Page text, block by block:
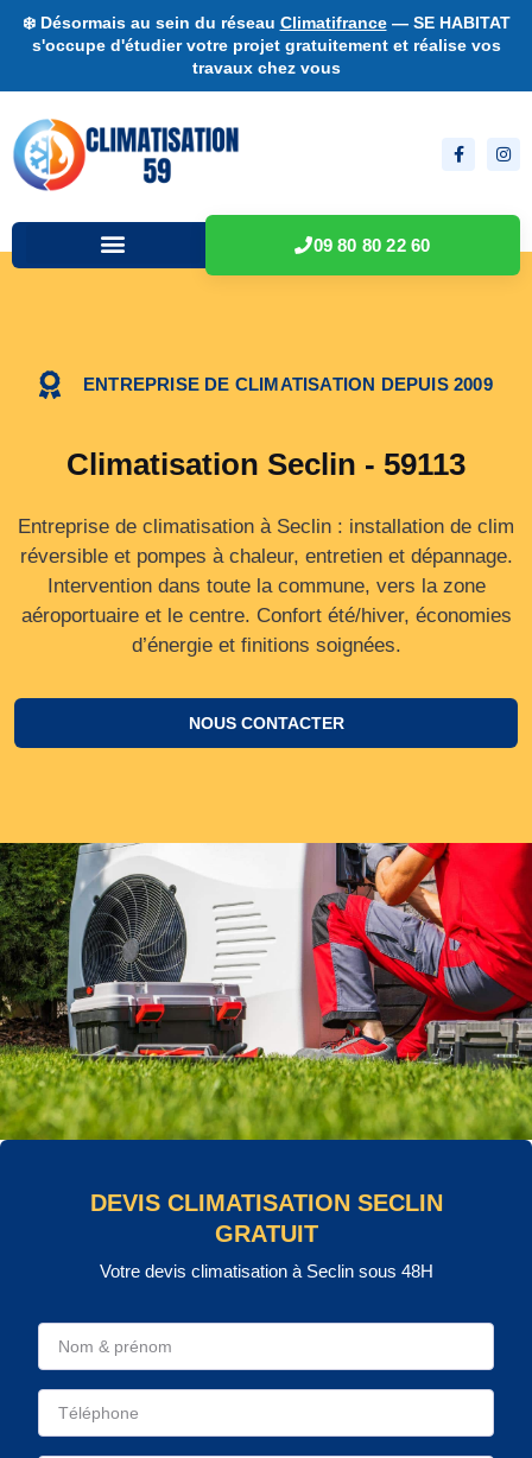
❄️ Désormais au sein du réseau Climatifrance— SE HABITAT
s'occupe d'étudier votre projet gratuitement et réalise vos
travaux chez vous
09 80 80 22 60
ENTREPRISE DE CLIMATISATION DEPUIS 2009
Climatisation Seclin - 59113
Entreprise de climatisation à Seclin : installation de clim
réversible et pompes à chaleur, entretien et dépannage.
Intervention dans toute la commune, vers la zone
aéroportuaire et le centre. Confort été/hiver, économies
d’énergie et finitions soignées.
NOUS CONTACTER
DEVIS CLIMATISATION SECLIN
GRATUIT
Votre devis climatisation à Seclin sous 48H